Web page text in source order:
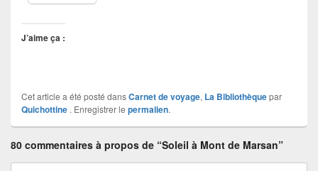
J’aime ça :
Cet article a été posté dansCarnet de voyage, La Bibliothèquepar
Quichottine . Enregistrer le permalien.
80 commentaires à propos de “Soleil à Mont de Marsan”